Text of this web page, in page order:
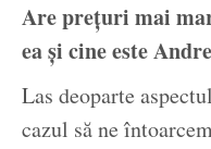
Are prețuri mai
ea și cine este
Las deoparte
cazul să ne